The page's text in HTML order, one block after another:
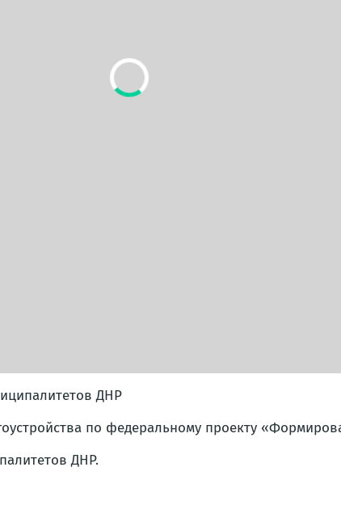
ДНР
по федеральному проекту
ДНР.